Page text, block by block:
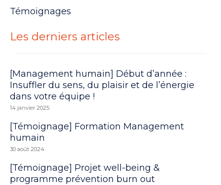
Témoignages
Les derniers articles
[Management humain] Début d’année :
Insuffler du sens, du plaisir et de l’énergie
dans votre équipe !
14 janvier 2025
[Témoignage] Formation Management
humain
30 août 2024
[Témoignage] Projet well-being &
programme prévention burn out